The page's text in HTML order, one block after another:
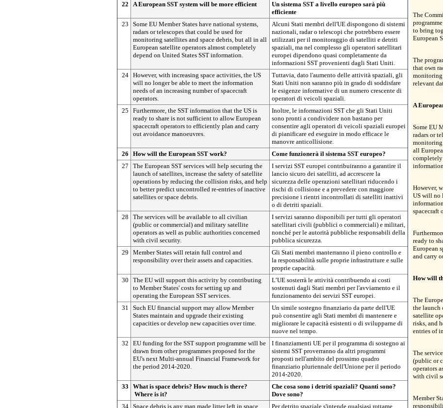
22
A European SST system will be more efficient
Un sistema SST a livello europeo sarà più
efficiente
23
Some EU Member States have national systems,
radars or telescopes that could be used for
monitoring satellites and space debris, but all in all
European satellite operators almost completely
depend on United States SST information.
Alcuni Stati membri dell'UE dispongono di sistemi
nazionali, radar o telescopi che potrebbero essere
utilizzati per il monitoraggio di satelliti e detriti
spaziali, ma nel complesso gli operatori satellitari
europei dipendono quasi completamente da
informazioni SST provenienti dagli Stati Uniti.
24 However, with increasing space activities, the US
will no longer be able to meet the information
needs of an increasing number of spacecraft
operators.
Tuttavia, dato l'aumento delle attività spaziali, gli
Stati Uniti non saranno più in grado di soddisfare
le esigenze informative di un numero crescente di
operatori di veicoli spaziali.
25
Furthermore, the SST information that the US is
ready to share is not sufficient to allow European
spacecraft operators to efficiently plan and carry
out avoidance manoeuvres.
Inoltre, le informazioni SST che gli Stati Uniti
sono pronti a condividere non bastano per
consentire agli operatori di veicoli spaziali europei
di pianificare ed eseguire in modo efficace le
manovre anticollisione.
26
How will the European SST work?
Come funzionerà il sistema SST europeo?
27
The European SST services will help securing the
launch of satellites, increase the safety of satellite
operations by reducing the collision risks, and help
to better predict uncontrolled re-entries of inactive
satellites or space debris.
I servizi SST europei contribuiranno a garantire il
lancio sicuro dei satelliti, ad accrescere la
sicurezza delle operazioni satellitari riducendo i
rischi di collisione e a prevedere con maggiore
precisione i rientri incontrollati di satelliti inattivi
o di detriti spaziali.
28
The services will be available to all civilian
(public or commercial) and military satellite
operators as well as public authorities concerned
with civil security.
I servizi saranno disponibili per tutti gli operatori
satellitari civili (pubblici o commerciali) e militari,
nonché per le autorità pubbliche responsabili della
pubblica sicurezza.
29
Member States will retain full control and
responsibility over their assets and capacities.
Gli Stati membri manterranno il pieno controllo e
la responsabilità sulle proprie infrastrutture e sulle
proprie capacità.
30
The EU will support this activity by contributing
to Member States' costs for setting up and
operating the European SST services.
L’UE sosterrà le attività contribuendo ai costi
sostenuti dagli Stati membri per l'avviamento e il
funzionamento dei servizi SST europei.
31
Such EU financial support may allow Member
States maintain and upgrade their existing
capacities or develop new capacities over time.
Un simile sostegno finanziario da parte dell'UE
può consentire agli Stati membri di mantenere e
migliorare le capacità esistenti o di svilupparne di
nuove nel tempo.
32
EU funding for the SST support programme will be
drawn from other programmes proposed for the
EU's next Multi-annual Financial Framework for
the period 2014-2020.
I finanziamenti UE per il programma di sostegno ai
sistemi SST proverranno da altri programmi
proposti nell'ambito del prossimo quadro
finanziario pluriennale dell'Unione per il periodo
2014-2020.
33
What is space debris? How much is there?
Where is it?
Che cosa sono i detriti spaziali? Quanti sono?
Dove sono?
34 Space debris is any man made litter left in space
Per detrito spaziale s'intende qualsiasi rottame
The
to bring
European
The
that own
monitoring
relevant
A
Some EU
radars or
monitoring
all
completely
However,
US will no
spacecraft
ready to
European
and carry
How will
The
the launch
satellite
risks, and
entries of
The
(public or
operators
with civil
Member